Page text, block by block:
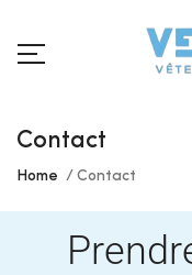
Contact
Home Contact